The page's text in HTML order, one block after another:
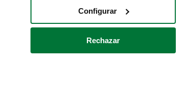
Configurar
Rechazar